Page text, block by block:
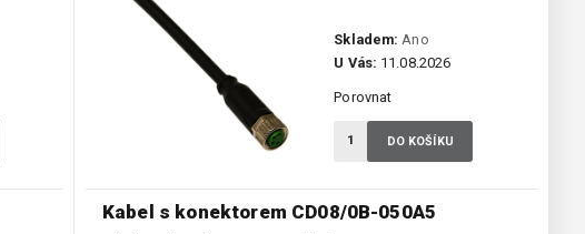
Kabel s konektorem CD08/0B-050A5
Skladem: Ano
U Vás: 11.08.2026
Porovnat
DO KOŠÍKU